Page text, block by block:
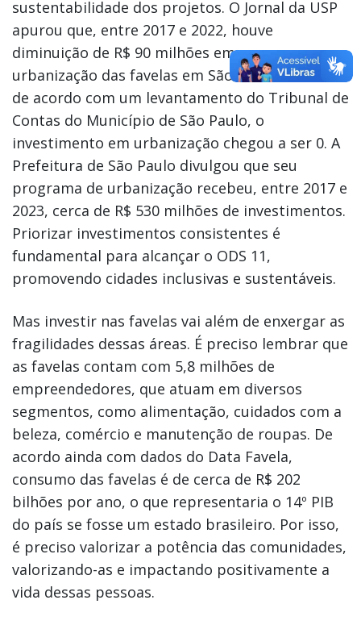
sustentabilidade dos projetos. O Jornal da USP
apurou que, entre 2017 e 2022, houve
diminuição de R$ 90 milhões em recursos para
urbanização das favelas em São Paulo. Em 2017,
de acordo com um levantamento do Tribunal de
Contas do Município de São Paulo, o
investimento em urbanização chegou a ser 0. A
Prefeitura de São Paulo divulgou que seu
programa de urbanização recebeu, entre 2017 e
2023, cerca de R$ 530 milhões de investimentos.
Priorizar investimentos consistentes é
fundamental para alcançar o ODS 11,
promovendo cidades inclusivas e sustentáveis.
Mas investir nas favelas vai além de enxergar as
fragilidades dessas áreas. É preciso lembrar que
as favelas contam com 5,8 milhões de
empreendedores, que atuam em diversos
segmentos, como alimentação, cuidados com a
beleza, comércio e manutenção de roupas. De
acordo ainda com dados do Data Favela,
consumo das favelas é de cerca de R$ 202
bilhões por ano, o que representaria o 14º PIB
do país se fosse um estado brasileiro. Por isso,
é preciso valorizar a potência das comunidades,
valorizando-as e impactando positivamente a
vida dessas pessoas.